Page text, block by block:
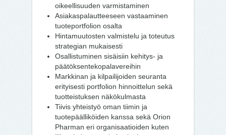
oikeellisuuden varmistaminen
Asiakaspalautteeseen vastaaminen
tuoteportfolion osalta
Hintamuutosten valmistelu ja toteutus
strategian mukaisesti
Osallistuminen sisäisiin kehitys- ja
päätöksentekopalavereihin
Markkinan ja kilpailijoiden seuranta
erityisesti portfolion hinnoittelun sekä
tuotteistuksen näkökulmasta
Tiivis yhteistyö oman tiimin ja
tuotepäälliköiden kanssa sekä Orion
Pharman eri organisaatioiden kuten